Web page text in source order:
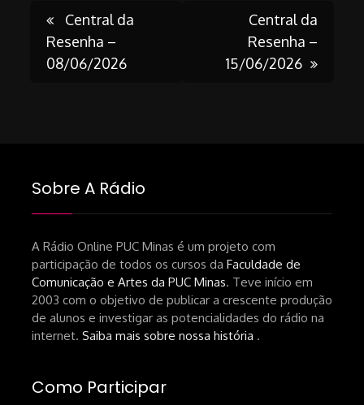
Post
Central da
Resenha –
08/06/2026
Central da
Resenha –
15/06/2026
Sobre A Rádio
A Rádio Online PUC Minas é um projeto com
participação de todos os cursos da Faculdade de
Comunicação e Artes da PUC Minas. Teve início em
2003 com o objetivo de publicar a crescente produção
de alunos e investigar as potencialidades do rádio na
internet. Saiba mais sobre nossa história .
Como Participar